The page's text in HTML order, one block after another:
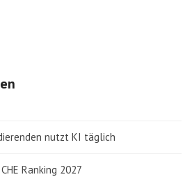
nutzt KI täglich
Ranking 2027